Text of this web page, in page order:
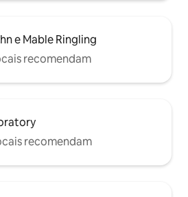
e Mable Ringling
recomendam
recomendam